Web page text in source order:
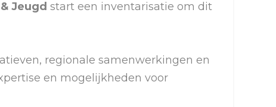
Jeugd start een inventarisatie om dit
regionale samenwerkingen en
en mogelijkheden voor